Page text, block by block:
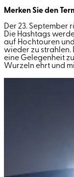
Merken Sie den
Der 23. September
Die Hashtags
auf Hochtouren
wieder zu strahlen.
eine Gelegenheit
Wurzeln ehrt und